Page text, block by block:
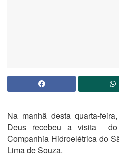
Na manhã desta quarta-
Deus recebeu a visita do
Companhia Hidroelétrica do
Lima de Souza.